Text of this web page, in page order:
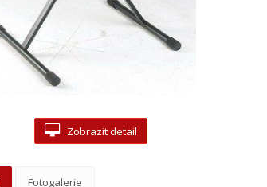
Zobrazit detail
Fotogalerie